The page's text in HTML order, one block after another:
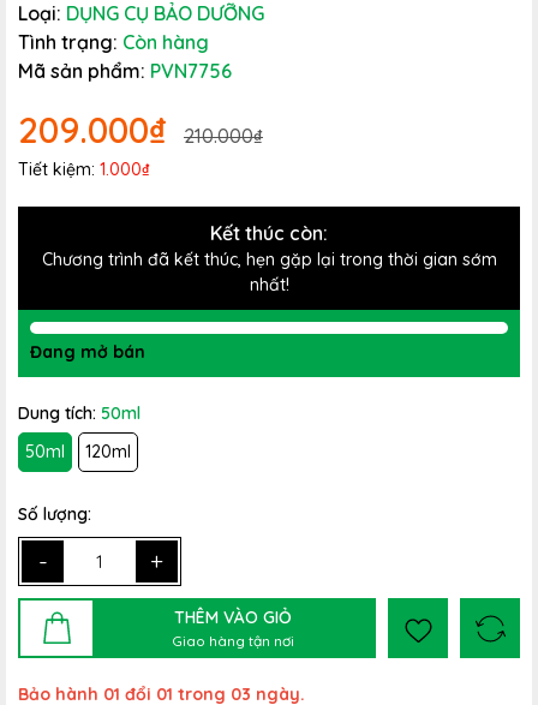
Loại: DỤNG CỤ BẢO DƯỠNG
Tình trạng: Còn hàng
Mã sản phẩm: PVN7756
209.000₫ 210.000₫
Tiết kiệm: 1.000₫
Kết thúc còn:
Chương trình đã kết thúc, hẹn gặp lại trong thời gian sớm
nhất!
Đang mở bán
Dung tích: 50ml
50ml
120ml
Số lượng:
- +
THÊM VÀO GIỎ
Giao hàng tận nơi
Bảo hành 01 đổi 01 trong 03 ngày.